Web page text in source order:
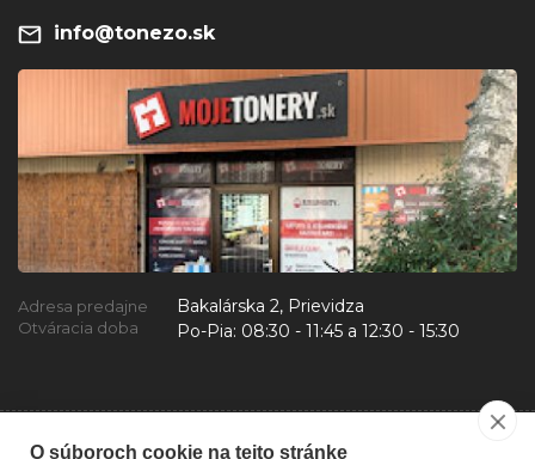
O súboroch cookie na tejto stránke
info@tonezo.sk
Adresa predajne Bakalárska 2, Prievidza
Otváracia doba Po-Pia: 08:30 - 11:45 a 12:30 - 15:30